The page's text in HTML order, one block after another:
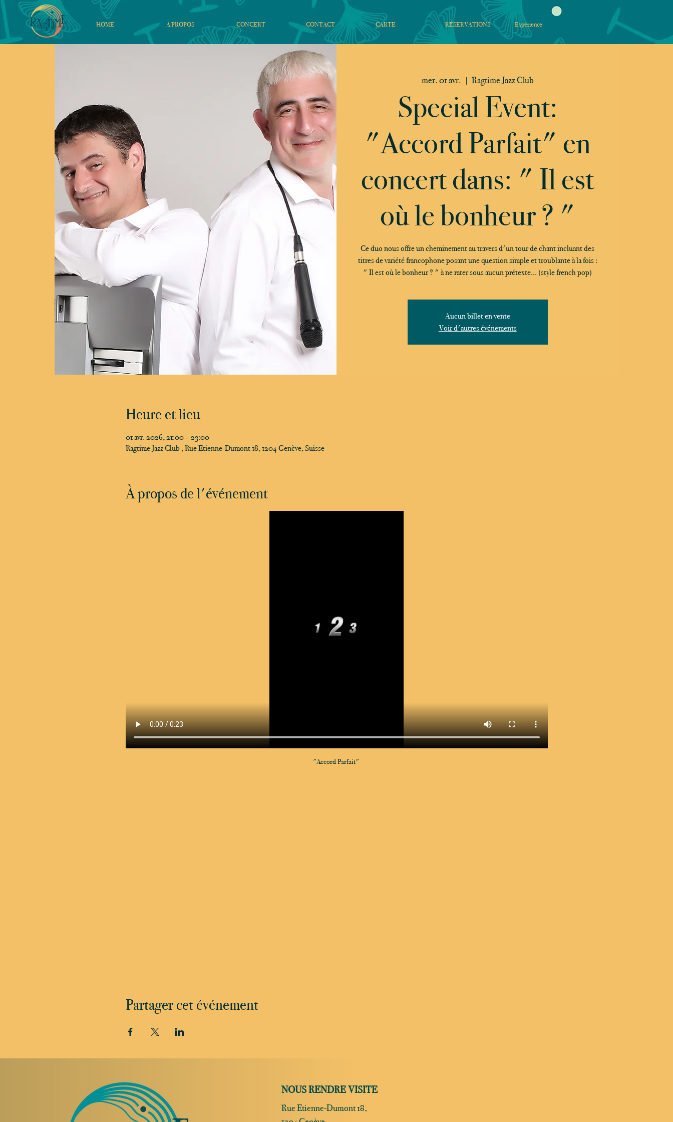
HOME À PROPOS CONCERT CONTACT CARTE RÉSERVATIONS Expérience
mer. 01 avr.
  |
Ragtime Jazz Club
Special Event:
"Accord Parfait" en
concert dans: " Il est
où le bonheur ? "
Ce duo nous offre un cheminement au travers d'un tour de chant incluant des
titres de variété francophone posant une question simple et troublante à la fois :
" Il est où le bonheur ? " à ne rater sous aucun prétexte... (style french pop)
Aucun billet en vente
Voir d'autres événements
Heure et lieu
01 avr. 2026, 21:00 – 23:00
Ragtime Jazz Club , Rue Etienne-Dumont 18, 1204 Genève, Suisse
À propos de l'événement
"Accord Parfait"
Partager cet événement
NOUS RENDRE VISITE
Rue Etienne-Dumont 18,